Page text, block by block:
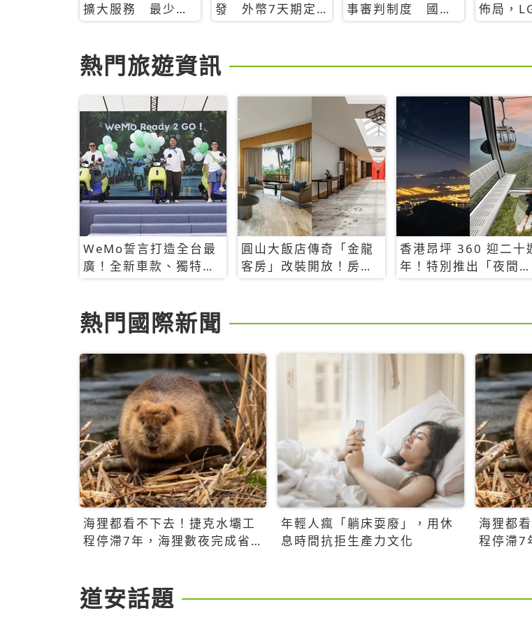
擴大服務 最少只
需199 元就無限搭
發 外幣7天期定
存8.88%
事審判制度 國防
部：軍人涉犯一般
佈局，
2025 全
熱門旅遊資訊
WeMo誓言打造全台最
廣！全新車款、獨特香
氛，共享科技迎來新世
圓山大飯店傳奇「金龍
客房」改裝開放！房型
特色亮點一覽
香港昂坪 360 迎二十
年！特別推出「夜間纜
車」，輕旅行帶你搶先
熱門國際新聞
海狸都看不下去！捷克水壩工
程停滯7年，海狸數夜完成省
年輕人瘋「躺床耍廢」，用休
息時間抗拒生產力文化
海狸都
程停滯7
道安話題